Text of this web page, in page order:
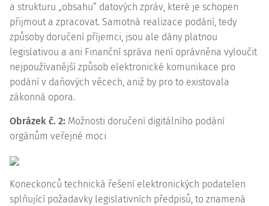
a strukturu „obsahu“ datových zpráv, které je schopen
přijmout a zpracovat. Samotná realizace podání, tedy
způsoby doručení příjemci, jsou ale dány platnou
legislativou a ani Finanční správa není oprávněna vyloučit
nejpoužívanější způsob elektronické komunikace pro
podání v daňových věcech, aniž by pro to existovala
zákonná opora.
Obrázek č. 2: Možnosti doručení digitálního podání
orgánům veřejné moci
Koneckonců technická řešení elektronických podatelen
splňující požadavky legislativních předpisů, to znamená